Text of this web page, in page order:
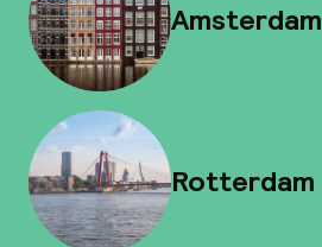
Amsterdam
Rotterdam